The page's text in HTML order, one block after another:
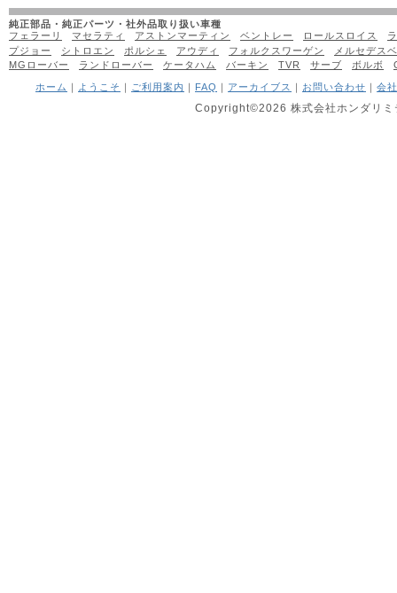
純正部品・純正パーツ・社外品取り扱い車種
フェラーリ
マセラティ アストンマーティン ベントレー ロールスロイス
プジョー
シトロエン ポルシェ アウディ フォルクスワーゲン
メルセデス
MGローバー
ランドローバー ケータハム バーキン TVR サーブ ボルボ
ホーム ｜ ようこそ ｜ ご利用案内 ｜ FAQ ｜ アーカイブス ｜ お問い合わせ ｜ 会
Copyright©2026 株式会社ホンダリ